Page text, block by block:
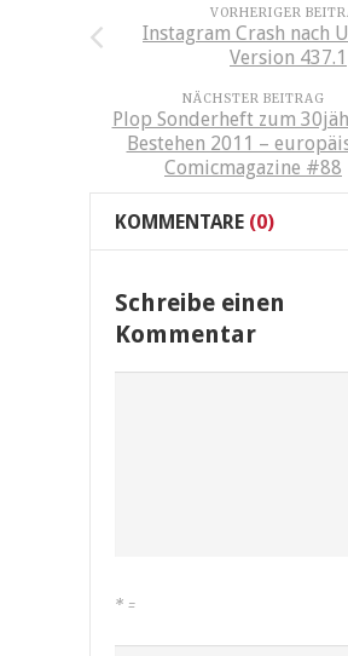
VORHERIGER
Instagram Crash nach
Version 437.1
NÄCHSTER BEITRAG
Plop Sonderheft zum
Bestehen 2011 –
Comicmagazine #88
KOMMENTARE (0)
Schreibe einen
Kommentar
* =